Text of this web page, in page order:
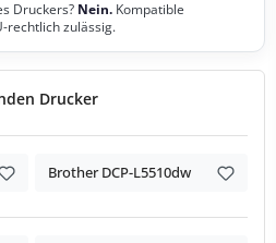
Druckers? Nein. Kompatible
rechtlich zulässig.
Drucker
Brother DCP-L5510dw